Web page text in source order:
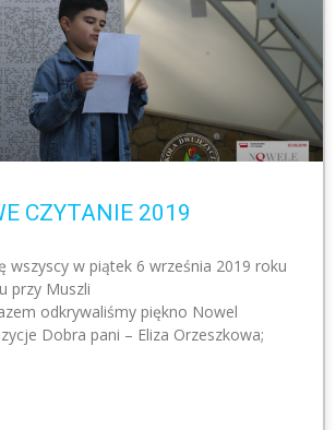
CZYTANIE 2019
wszyscy w piątek 6 września 2019 roku
przy Muszli
odkrywaliśmy piękno Nowel
Dobra pani – Eliza Orzeszkowa;